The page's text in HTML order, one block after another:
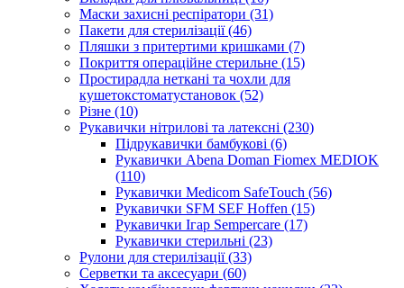
Маски захисні респіратори (31)
Пакети для стерилізації (46)
Пляшки з притертими кришками (7)
Покриття операційне стерильне (15)
Простирадла неткані та чохли для
кушетокстоматустановок (52)
Різне (10)
Рукавички нітрилові та латексні (230)
Підрукавички бамбукові (6)
Рукавички Abena Doman Fiomex MEDIOK
(110)
Рукавички Medicom SafeTouch (56)
Рукавички SFM SEF Hoffen (15)
Рукавички Ігар Sempercare (17)
Рукавички стерильні (23)
Рулони для стерилізації (33)
Серветки та аксесуари (60)